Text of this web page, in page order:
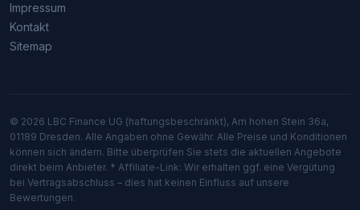
Impressum
Kontakt
Sitemap
© 2026 LBC Finance UG (haftungsbeschränkt), Am hohen Stein 36a,
01189 Dresden. Alle Angaben ohne Gewähr. Alle Preise und Konditionen
können sich ändern. Bitte überprüfen Sie stets die aktuellen Angebote
direkt beim Anbieter. * Affiliate-Link: Wir erhalten ggf. eine Vergütung
bei Vertragsabschluss – dies hat keinen Einfluss auf unsere
Bewertungen.